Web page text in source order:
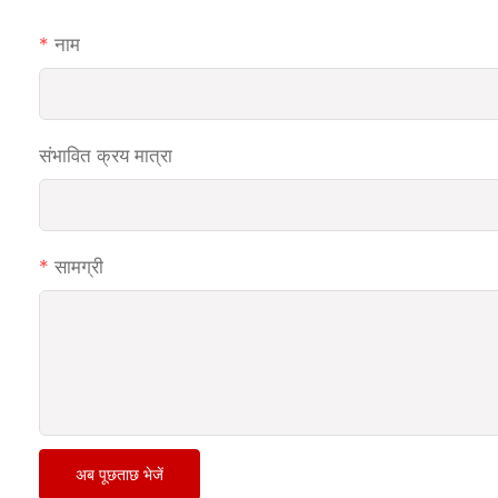
नाम
संभावित क्रय मात्रा
सामग्री
अब पूछताछ भेजें